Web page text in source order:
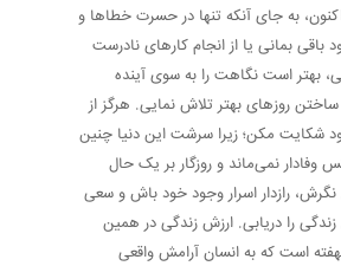
به جای آنکه تنها در حسرت خطاها و
باقی بمانی یا از انجام کارهای نادرست
بهتر است نگاهت را به سوی آینده
روزهای بهتر تلاش نمایی. هرگز از
مکن؛ زیرا سرشت این دنیا چنین
نمی‌ماند و روزگار بر یک حال
نگرش، رازدار اسرار وجود خود باش و سعی
را دریابی. ارزش زندگی در همین
است که به انسان آرامش واقعی